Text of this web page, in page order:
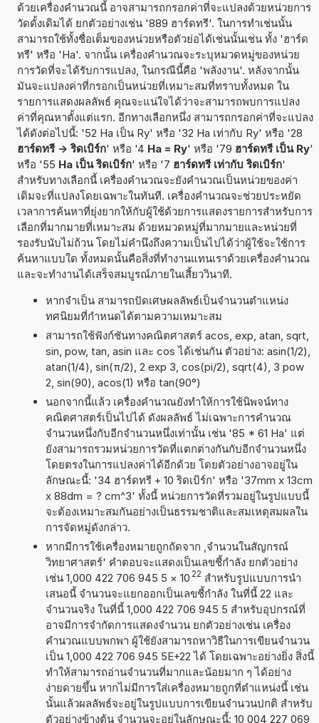
ด้วยเครื่องคำนวณนี้ อาจสามารถกรอกค่าที่จะแปลงด้วยหน่วยการ
วัดดั้งเดิมได้ ยกตัวอย่างเช่น '889 ฮาร์ดทรี'. ในการทำเช่นนั้น
สามารถใช้ทั้งชื่อเต็มของหน่วยหรือตัวย่อได้เช่นนั้นเช่น ทั้ง 'ฮาร์ด
ทรี' หรือ 'Ha'. จากนั้น เครื่องคำนวณจะระบุหมวดหมู่ของหน่วย
การวัดที่จะได้รับการแปลง, ในกรณีนี้คือ 'พลังงาน'. หลังจากนั้น
มันจะแปลงค่าที่กรอกเป็นหน่วยที่เหมาะสมที่ทราบทั้งหมด ใน
รายการแสดงผลลัพธ์ คุณจะแน่ใจได้ว่าจะสามารถพบการแปลง
ค่าที่คุณหาตั้งแต่แรก. อีกทางเลือกหนึ่ง สามารถกรอกค่าที่จะแปลง
ได้ดังต่อไปนี้: '52 Ha เป็น Ry' หรือ '32 Ha เท่ากับ Ry' หรือ '28
ฮาร์ดทรี -> ริดเบิร์ก' หรือ '4 Ha = Ry' หรือ '79 ฮาร์ดทรี เป็น Ry'
หรือ '55 Ha เป็น ริดเบิร์ก' หรือ '7 ฮาร์ดทรี เท่ากับ ริดเบิร์ก'
สำหรับทางเลือกนี้ เครื่องคำนวณจะยังคำนวณเป็นหน่วยของค่า
เดิมจะที่แปลงโดยเฉพาะในทันที. เครื่องคำนวณจะช่วยประหยัด
เวลาการค้นหาที่ยุ่งยากให้กับผู้ใช้ด้วยการแสดงรายการสำหรับการ
เลือกที่มากมายที่เหมาะสม ด้วยหมวดหมู่ที่มากมายและหน่วยที่
รองรับนับไม่ถ้วน โดยไม่คำนึงถึงความเป็นไปได้ว่าผู้ใช้จะใช้การ
ค้นหาแบบใด ทั้งหมดนั้นคือสิ่งที่ทำงานแทนเราด้วยเครื่องคำนวณ
และจะทำงานได้เสร็จสมบูรณ์ภายในเสี้ยววินาที.
หากจำเป็น สามารถปัดเศษผลลัพธ์เป็นจำนวนตำแหน่ง
ทศนิยมที่กำหนดได้ตามความเหมาะสม
สามารถใช้ฟังก์ชันทางคณิตศาสตร์ acos, exp, atan, sqrt,
sin, pow, tan, asin และ cos ได้เช่นกัน ตัวอย่าง: asin(1/2),
atan(1/4), sin(π/2), 2 exp 3, cos(pi/2), sqrt(4), 3 pow
2, sin(90), acos(1) หรือ tan(90°)
นอกจากนี้แล้ว เครื่องคำนวณยังทำให้การใช้นิพจน์ทาง
คณิตศาสตร์เป็นไปได้ ดังผลลัพธ์ ไม่เฉพาะการคำนวณ
จำนวนหนึ่งกับอีกจำนวนหนึ่งเท่านั้น เช่น '85 * 61 Ha' แต่
ยังสามารถรวมหน่วยการวัดที่แตกต่างกันกับอีกจำนวนหนึ่ง
โดยตรงในการแปลงค่าได้อีกด้วย โดยตัวอย่างอาจอยู่ใน
ลักษณะนี้: '34 ฮาร์ดทรี + 10 ริดเบิร์ก' หรือ '37mm x 13cm
x 88dm = ? cm^3' ทั้งนี้ หน่วยการวัดที่รวมอยู่ในรูปแบบนี้
จะต้องเหมาะสมกันอย่างเป็นธรรมชาติและสมเหตุสมผลใน
การจัดหมู่ดังกล่าว.
หากมีการใช้เครื่องหมายถูกถัดจาก ,จำนวนในสัญกรณ์
วิทยาศาสตร์' คำตอบจะแสดงเป็นเลขชี้กำลัง ยกตัวอย่าง
เช่น 1,000 422 706 945 5 × 10 22 สำหรับรูปแบบการนำ
เสนอนี้ จำนวนจะแยกออกเป็นเลขชี้กำลัง ในที่นี้ 22 และ
จำนวนจริง ในที่นี้ 1,000 422 706 945 5 สำหรับอุปกรณ์ที่
อาจมีการจำกัดการแสดงจำนวน ยกตัวอย่างเช่น เครื่อง
คำนวณแบบพกพา ผู้ใช้ยังสามารถหาวิธีในการเขียนจำนวน
เป็น 1,000 422 706 945 5E+22 ได้ โดยเฉพาะอย่างยิ่ง สิ่งนี้
ทำให้สามารถอ่านจำนวนที่มากและน้อยมาก ๆ ได้อย่าง
ง่ายดายขึ้น หากไม่มีการใส่เครื่องหมายถูกที่ตำแหน่งนี้ เช่น
นั้นแล้วผลลัพธ์จะอยู่ในรูปแบบการเขียนจำนวนปกติ สำหรับ
ตัวอย่างข้างต้น จำนวนจะอยู่ในลักษณะนี้: 10 004 227 069